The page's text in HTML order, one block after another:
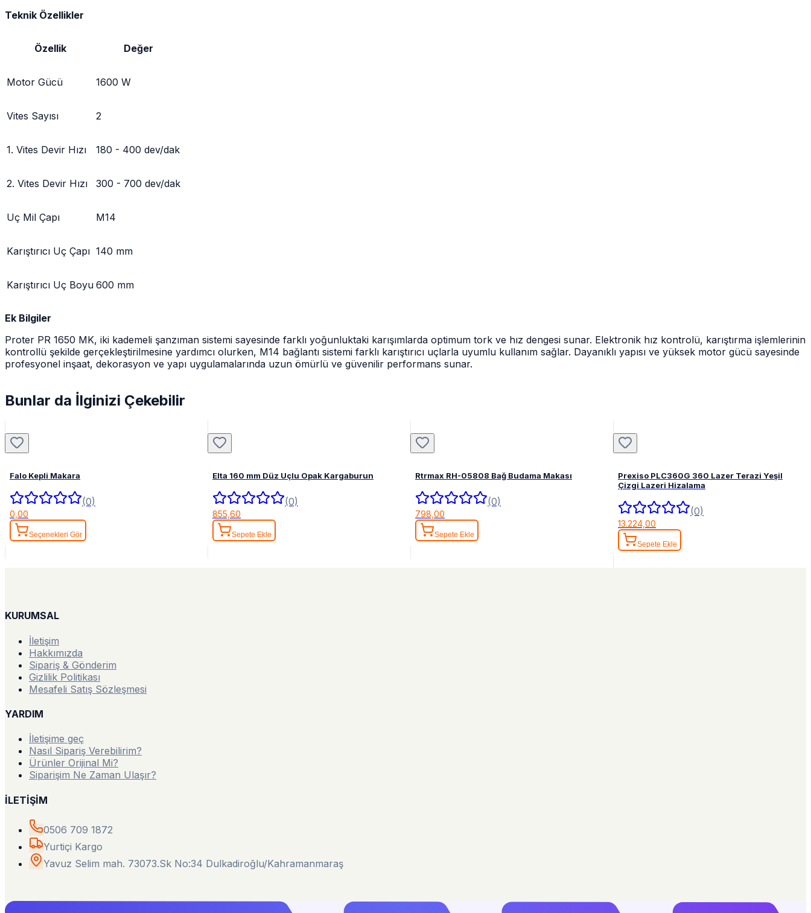
Teknik Özellikler
Özellik Değer
Motor Gücü 1600 W
Vites Sayısı 2
1. Vites Devir Hızı 180 - 400 dev/dak
2. Vites Devir Hızı 300 - 700 dev/dak
Uç Mil Çapı M14
Karıştırıcı Uç Çapı 140 mm
Karıştırıcı Uç Boyu 600 mm
Ek Bilgiler
Proter PR 1650 MK, iki kademeli şanzıman sistemi sayesinde farklı yoğunluktaki karışımlarda optimum tork ve hız dengesi sunar. Elektronik hız kontrolü, karıştırma işlemlerinin
kontrollü şekilde gerçekleştirilmesine yardımcı olurken, M14 bağlantı sistemi farklı karıştırıcı uçlarla uyumlu kullanım sağlar. Dayanıklı yapısı ve yüksek motor gücü sayesinde
profesyonel inşaat, dekorasyon ve yapı uygulamalarında uzun ömürlü ve güvenilir performans sunar.
Bunlar da İlginizi Çekebilir
Falo Kepli Makara
(0)
0,00
Seçenekleri Gör
Elta 160 mm Düz Uçlu Opak Kargaburun
(0)
855,60
Sepete Ekle
Rtrmax RH-05808 Bağ Budama Makası
(0)
798,00
Sepete Ekle
Prexiso PLC360G 360 Lazer Terazi Yeşil
Çizgi Lazeri Hizalama
(0)
13.224,00
Sepete Ekle
KURUMSAL
İletişim
Hakkımızda
Sipariş & Gönderim
Gizlilik Politikası
Mesafeli Satış Sözleşmesi
YARDIM
İletişime geç
Nasıl Sipariş Verebilirim?
Ürünler Orijinal Mi?
Siparişim Ne Zaman Ulaşır?
İLETİŞİM
0506 709 1872
Yurtiçi Kargo
Yavuz Selim mah. 73073.Sk No:34 Dulkadiroğlu/Kahramanmaraş